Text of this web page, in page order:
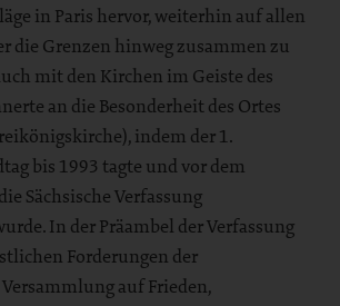
in Paris hervor, weiterhin auf allen
die Grenzen hinweg zusammen zu
mit den Kirchen im Geiste des
an die Besonderheit des Ortes
indem der 1.
bis 1993 tagte und vor dem
Sächsische Verfassung
In der Präambel der Verfassung
Forderungen der
auf Frieden,